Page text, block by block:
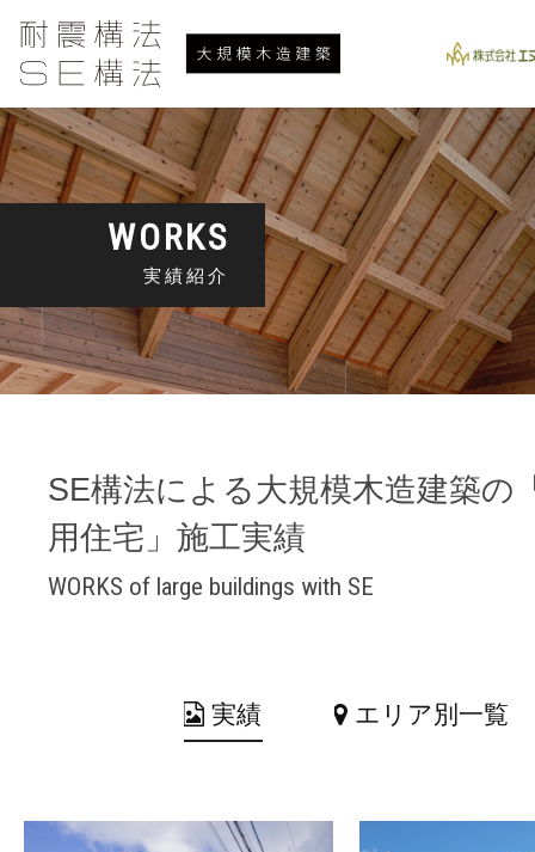
WORKS
実績紹介
SE構法による大規模木造建築の
用住宅」施工実績
WORKS of large buildings with SE
実績 エリア別一覧